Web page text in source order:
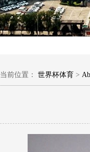
当前位置： 世界杯体育 >